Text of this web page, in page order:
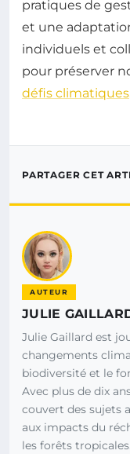
pratiques de
et une
individuels et
pour préserver
défis climatiques
PARTAGER CET
AUTEUR
JULIE
Julie Gaillard est
changements
biodiversité et le
Avec plus de dix
couvert des sujets
aux impacts du
les forêts tropicales.